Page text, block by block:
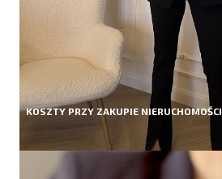
KOSZTY PRZY ZAKUPIE NIERUCHOMOŚCI